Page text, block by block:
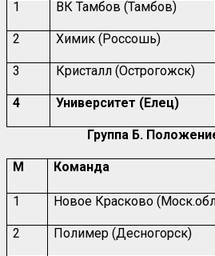
1 ВК Тамбов (Тамбов)
2 Химик (Россошь)
3 Кристалл (Острогожск)
4 Университет (Елец)
Группа Б.
М Команда
1 Новое Красково
2 Полимер (Десногорск)